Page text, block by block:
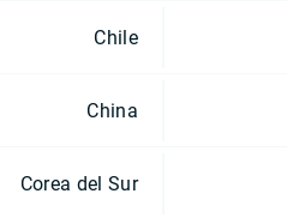
Chile
China
Corea del Sur